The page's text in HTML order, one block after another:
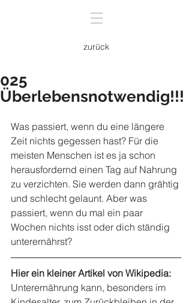
zurück
025
Überlebensnotwendig!!!
Was passiert, wenn du eine längere
Zeit nichts gegessen hast? Für die
meisten Menschen ist es ja schon
herausfordernd einen Tag auf Nahrung
zu verzichten. Sie werden dann grähtig
und schlecht gelaunt. Aber was
passiert, wenn du mal ein paar
Wochen nichts isst oder dich ständig
unterernährst?
Hier ein kleiner Artikel von Wikipedia:
Unterernährung kann, besonders im